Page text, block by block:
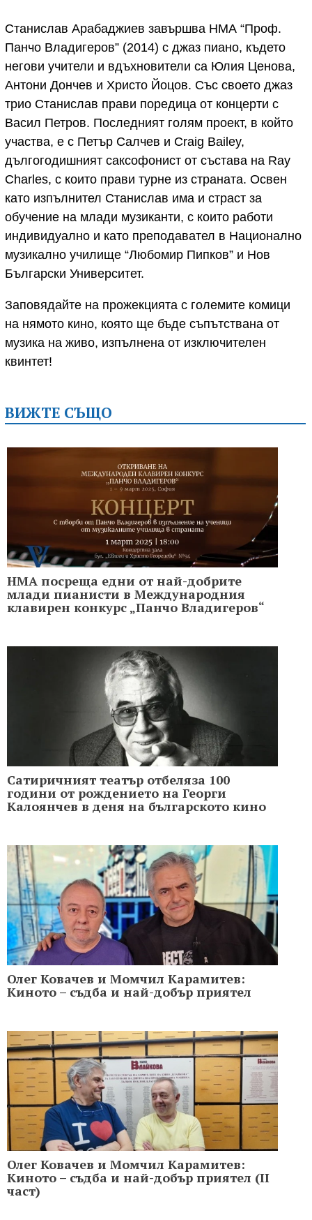
Станислав Арабаджиев завършва НМА “Проф.
Панчо Владигеров” (2014) с джаз пиано, където
негови учители и вдъхновители са Юлия Ценова,
Антони Дончев и Христо Йоцов. Със своето джаз
трио Станислав прави поредица от концерти с
Васил Петров. Последният голям проект, в който
участва, е с Петър Салчев и Craig Bailey,
дългогодишният саксофонист от състава на Ray
Charles, с които прави турне из страната. Освен
като изпълнител Станислав има и страст за
обучение на млади музиканти, с които работи
индивидуално и като преподавател в Национално
музикално училище “Любомир Пипков” и Нов
Български Университет.
Заповядайте на прожекцията с големите комици
на нямото кино, която ще бъде съпътствана от
музика на живо, изпълнена от изключителен
квинтет!
ВИЖТЕ СЪЩО
НМА посреща едни от най-добрите
млади пианисти в Международния
клавирен конкурс „Панчо Владигеров“
Сатиричният театър отбеляза 100
години от рождението на Георги
Калоянчев в деня на българското кино
Олег Ковачев и Момчил Карамитев:
Киното – съдба и най-добър приятел
Олег Ковачев и Момчил Карамитев:
Киното – съдба и най-добър приятел (II
част)